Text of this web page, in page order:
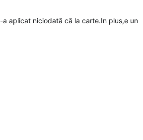
aplicat niciodată că la carte.In plus,e un